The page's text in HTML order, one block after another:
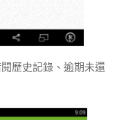
歷史記錄、逾期未還